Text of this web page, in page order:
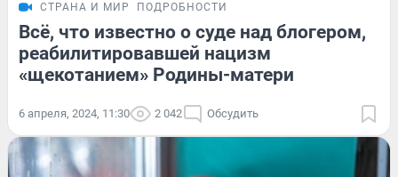
СТРАНА И МИР ПОДРОБНОСТИ
Всё, что известно о суде над блогером,
реабилитировавшей нацизм
«щекотанием» Родины-матери
6 апреля, 2024, 11:30 2 042 Обсудить